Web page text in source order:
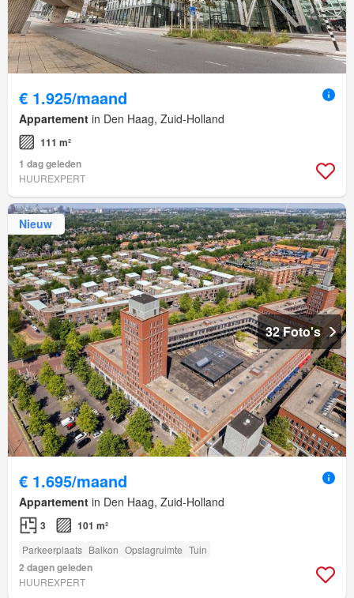
€ 1.925/maand
Appartement in Den Haag, Zuid-Holland
111 m²
1 dag geleden
HUUREXPERT
Nieuw
32 Foto's
€ 1.695/maand
Appartement in Den Haag, Zuid-Holland
3 101 m²
Parkeerplaats Balkon Opslagruimte Tuin
2 dagen geleden
HUUREXPERT